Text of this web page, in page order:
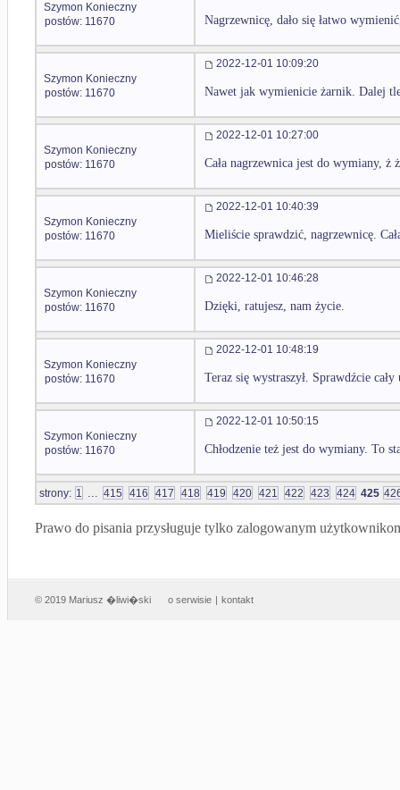
Szymon Konieczny
postów: 11670
Nagrzewnicę, dało się łatwo
Szymon Konieczny
postów: 11670
2022-12-01 10:09:20
Nawet jak wymienicie żarnik. Dalej
Szymon Konieczny
postów: 11670
2022-12-01 10:27:00
Cała nagrzewnica jest do wymiany, ż
Szymon Konieczny
postów: 11670
2022-12-01 10:40:39
Mieliście sprawdzić, nagrzewnicę.
Szymon Konieczny
postów: 11670
2022-12-01 10:46:28
Dzięki, ratujesz, nam życie.
Szymon Konieczny
postów: 11670
2022-12-01 10:48:19
Teraz się wystraszył. Sprawdźcie cały
Szymon Konieczny
postów: 11670
2022-12-01 10:50:15
Chłodzenie też jest do wymiany. To
strony: 1 ... 415 416 417 418 419 420 421 422 423 424 425
Prawo do pisania przysługuje tylko zalogowanym
© 2019 Mariusz �liwi�ski o serwisie | kontakt